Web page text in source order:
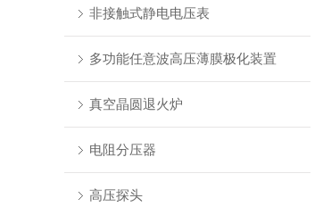
非接触式静电电压表
多功能任意波高压薄膜极化装置
真空晶圆退火炉
电阻分压器
高压探头